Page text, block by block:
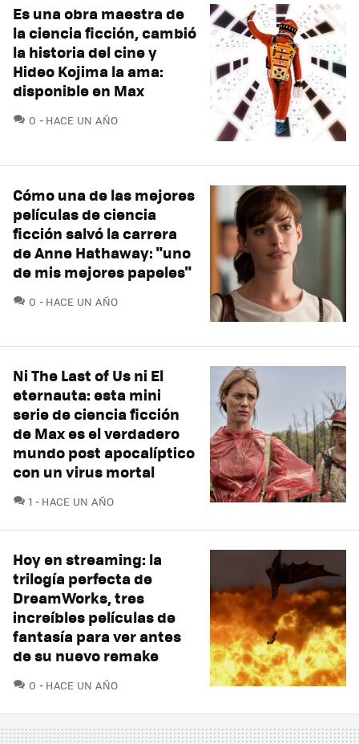
Es una obra maestra de
la ciencia ficción, cambió
la historia del cine y
Hideo Kojima la ama:
disponible en Max
0 COMENTARIOS
HACE UN AÑO
Cómo una de las mejores
películas de ciencia
ficción salvó la carrera
de Anne Hathaway: "uno
de mis mejores papeles"
0 COMENTARIOS
HACE UN AÑO
Ni The Last of Us ni El
eternauta: esta mini
serie de ciencia ficción
de Max es el verdadero
mundo post apocalíptico
con un virus mortal
1 COMENTARIOS
HACE UN AÑO
Hoy en streaming: la
trilogía perfecta de
DreamWorks, tres
increíbles películas de
fantasía para ver antes
de su nuevo remake
0 COMENTARIOS
HACE UN AÑO